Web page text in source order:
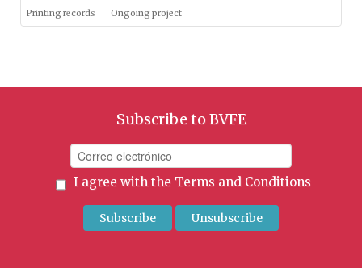
Printing records Ongoing project
Subscribe to BVFE
I agree with the Terms and Conditions